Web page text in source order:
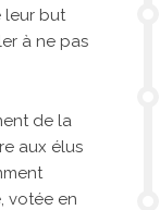
leur but
à ne pas
de la
aux élus
votée en